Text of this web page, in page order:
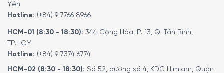
Yên
Hotline: (+84) 9 7766 8966
HCM-01 (8:30 - 18:30): 344 Cộng Hòa, P. 13, Q. Tân Bình,
TP.HCM
Hotline: (+84) 9 7374 6774
HCM-02 (8:30 - 18:30): Số 52, đường số 4, KDC Himlam, Quận